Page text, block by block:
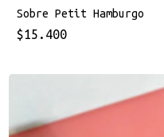
Sobre Petit Hamburgo
$15.400